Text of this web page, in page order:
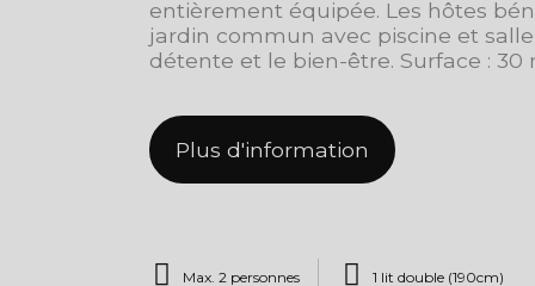
entièrement équipée. Les hôtes
jardin commun avec piscine et
détente et le bien-être. Surface : 30
Plus d'information
Max. 2 personnes 1 lit double (190cm)